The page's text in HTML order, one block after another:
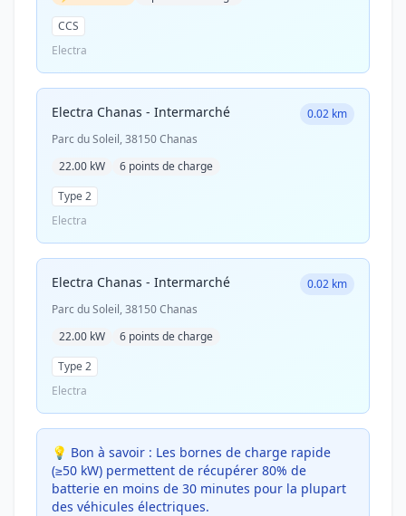
CCS
Electra
Electra Chanas - Intermarché
0.02 km
Parc du Soleil, 38150 Chanas
22.00 kW
6 points de charge
Type 2
Electra
Electra Chanas - Intermarché
0.02 km
Parc du Soleil, 38150 Chanas
22.00 kW
6 points de charge
Type 2
Electra
💡 Bon à savoir : Les bornes de charge rapide
(≥50 kW) permettent de récupérer 80% de
batterie en moins de 30 minutes pour la plupart
des véhicules électriques.